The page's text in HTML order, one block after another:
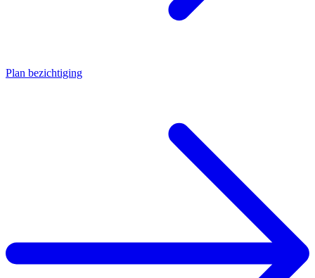
Plan bezichtiging